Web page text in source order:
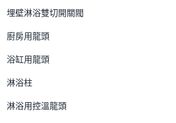
埋壁淋浴雙切開關閥
廚房用龍頭
浴缸用龍頭
淋浴柱
淋浴用控溫龍頭